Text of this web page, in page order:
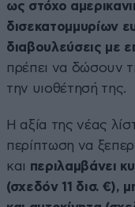
ως στόχο
δισεκατομμυρίων
διαβουλεύσεις με
πρέπει να δώσουν
την υιοθέτησή της.
Η αξία της νέας
περίπτωση να
και περιλαμβάνει
(σχεδόν 11 δισ. €),